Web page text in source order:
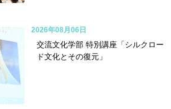
交流文化学部 特別講座「シルクロー
ド文化とその復元」
2026年08月06日